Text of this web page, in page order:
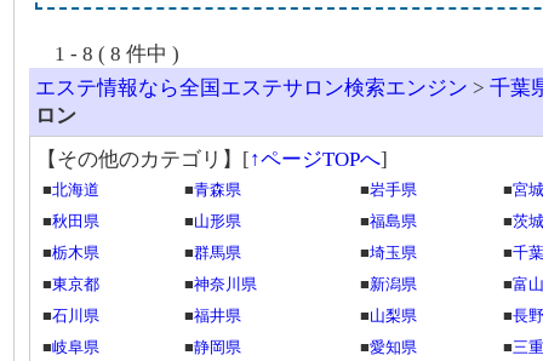
1 - 8 ( 8 件中 )
エステ情報なら全国エステサロン検索エンジン > 千葉
ロン
【その他のカテゴリ】 [↑ページTOPへ]
■北海道 ■青森県 ■岩手県 ■宮
■秋田県 ■山形県 ■福島県 ■茨
■栃木県 ■群馬県 ■埼玉県 ■千
■東京都 ■神奈川県 ■新潟県 ■富
■石川県 ■福井県 ■山梨県 ■長
■岐阜県 ■静岡県 ■愛知県 ■三